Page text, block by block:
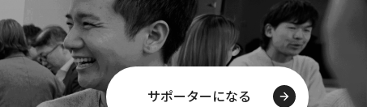
サポーターになる